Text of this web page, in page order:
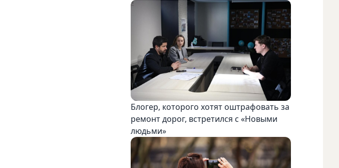
Блогер, которого хотят оштрафовать за
ремонт дорог, встретился с «Новыми
людьми»